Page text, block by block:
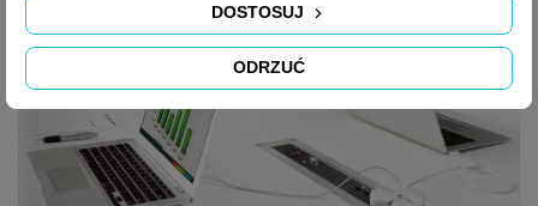
ODRZUĆ
DOSTOSUJ